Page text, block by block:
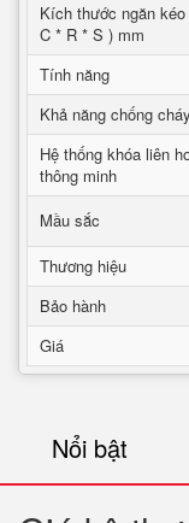
Kích thước ngăn kéo
C * R * S ) mm
Tính năng
Khả năng chống cháy
Hệ thống khóa liên
thông minh
Mầu sắc
Thương hiệu
Bảo hành
Giá
Nổi bật